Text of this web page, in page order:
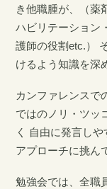
き他職腫が、（薬
ハビリテーション
護師の役割etc.）
けるよう知識を深
カンファレンスで
ではのノリ・ツッ
く 自由に発言し
アプローチに挑ん
勉強会では、全職